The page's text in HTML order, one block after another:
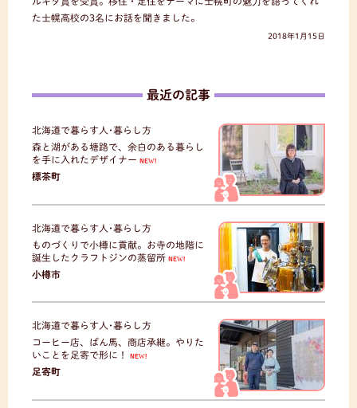
た士幌高校の3名にお話を聞きました。
2018年1月15日
最近の記事
北海道で暮らす人･暮らし方
森と湖がある塘路で、余白のある暮らし
を手に入れたデザイナー
NEW!
標茶町
北海道で暮らす人･暮らし方
ものづくりで小樽に貢献。お寺の地階に
誕生したクラフトジンの蒸留所 NEW!
小樽市
北海道で暮らす人･暮らし方
コーヒー店、ばん馬、商店承継。やりた
いことを足寄で形に！
NEW!
足寄町